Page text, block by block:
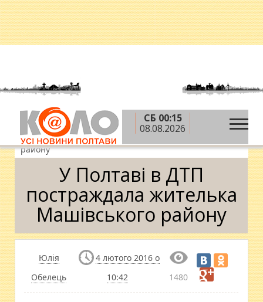
СБ 00:15
08.08.2026
Головна » Новини » Надзвичайні події
Полтаві в ДТП постраждала жителька Машівського
району
У Полтаві в ДТП
постраждала жителька
Машівського району
Юлія
Обелець
4 лютого 2016 о
10:42
1480